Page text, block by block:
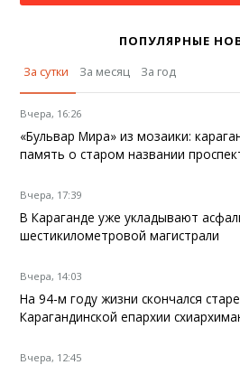
ПОПУЛЯРНЫЕ
За сутки
За месяц За год
Вчера, 16:26
«Бульвар Мира» из мозаики:
память о старом названии
Вчера, 17:39
В Караганде уже укладывают
шестикилометровой магистрали
Вчера, 14:03
На 94-м году жизни скончался
Карагандинской епархии
Вчера, 12:45